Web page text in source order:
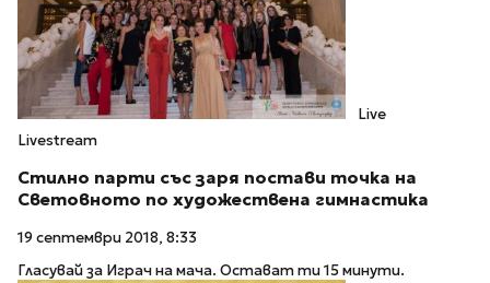
Live
Livestream
Стилно парти със заря постави точка на
Световното по художествена гимнастика
19 септември 2018, 8:33
Гласувай за Играч на мача. Остават ти 15 минути.